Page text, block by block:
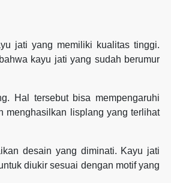
jati yang memiliki kualitas tinggi.
kayu jati yang sudah berumur
Hal tersebut bisa mempengaruhi
menghasilkan lisplang yang terlihat
desain yang diminati. Kayu jati
diukir sesuai dengan motif yang